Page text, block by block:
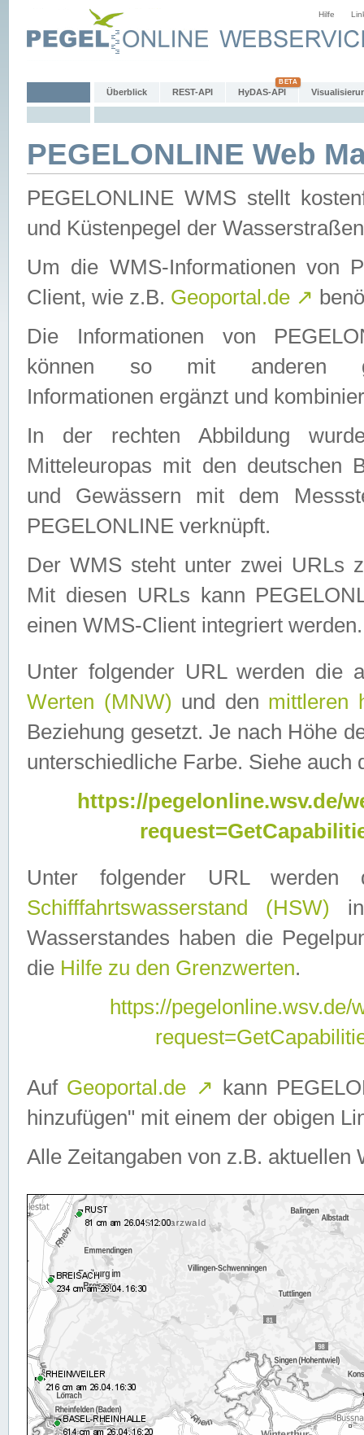
Hilfe
Überblick REST-API HyDAS-API
PEGELONLINE Web
PEGELONLINE WMS stellt
und Küstenpegel der
Um die WMS-Informationen von
Client, wie z.B. Geoportal.de ↗
Die Informationen von
können so mit anderen
Informationen ergänzt und
In der rechten Abbildung
Mitteleuropas mit den deutschen
und Gewässern mit dem
PEGELONLINE verknüpft.
Der WMS steht unter zwei URLs
Mit diesen URLs kann
einen WMS-Client integriert werden.
Unter folgender URL werden die
Werten (MNW) und den mittleren
Beziehung gesetzt. Je nach Höhe
unterschiedliche Farbe. Siehe auch
https://pegelonline.wsv.de/
Unter folgender URL
Schifffahrtswasserstand (HSW)
Wasserstandes haben die
die Hilfe zu den Grenzwerten.
https://
Auf Geoportal.de ↗ kann
hinzufügen" mit einem der obigen
Alle Zeitangaben von z.B. aktuellen